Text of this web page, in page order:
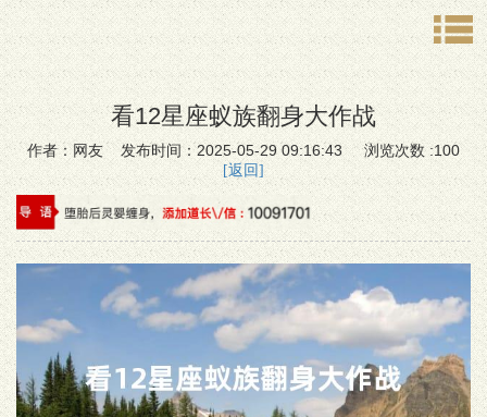
看12星座蚁族翻身大作战
作者：网友 发布时间：2025-05-29 09:16:43 浏览次数 :100
[返回]